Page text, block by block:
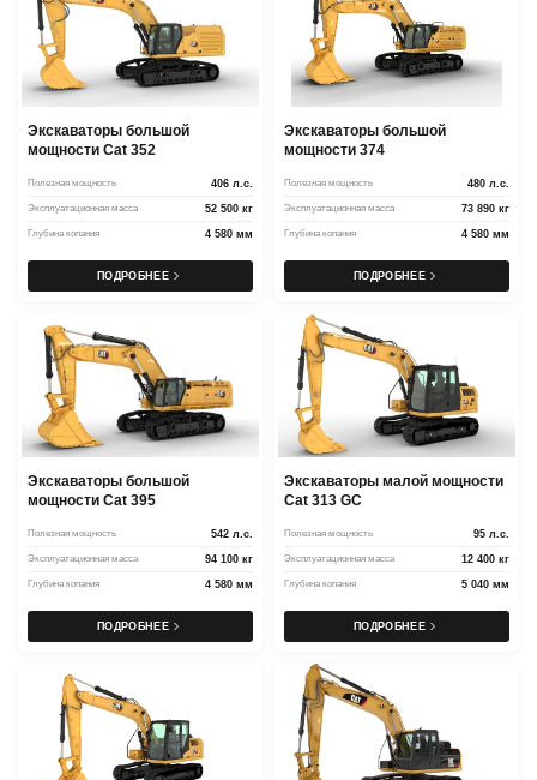
Экскаваторы большой
мощности Cat 352
Полезная мощность 406 л.с.
Эксплуатационная масса 52 500 кг
Глубина копания 4 580 мм
ПОДРОБНЕЕ
Экскаваторы большой
мощности 374
Полезная мощность 480 л.с.
Эксплуатационная масса 73 890 кг
Глубина копания 4 580 мм
ПОДРОБНЕЕ
Экскаваторы большой
мощности Cat 395
Полезная мощность 542 л.с.
Эксплуатационная масса 94 100 кг
Глубина копания 4 580 мм
ПОДРОБНЕЕ
Экскаваторы малой мощности
Cat 313 GC
Полезная мощность 95 л.с.
Эксплуатационная масса 12 400 кг
Глубина копания 5 040 мм
ПОДРОБНЕЕ